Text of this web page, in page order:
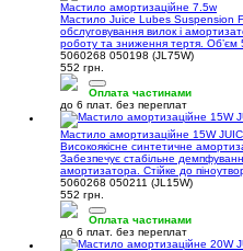
Мастило амортизаційне 7.5w
Мастило Juice Lubes Suspension
обслуговування вилок і
роботу та зниження тертя.
5060268 050198 (JL75W)
552 грн.
Оплата частинами
до 6 плат. без переплат
Мастило амортизаційне 15W
Високоякісне синтетичне
Забезпечує стабільне
амортизатора. Стійке до
5060268 050211 (JL15W)
552 грн.
Оплата частинами
до 6 плат. без переплат